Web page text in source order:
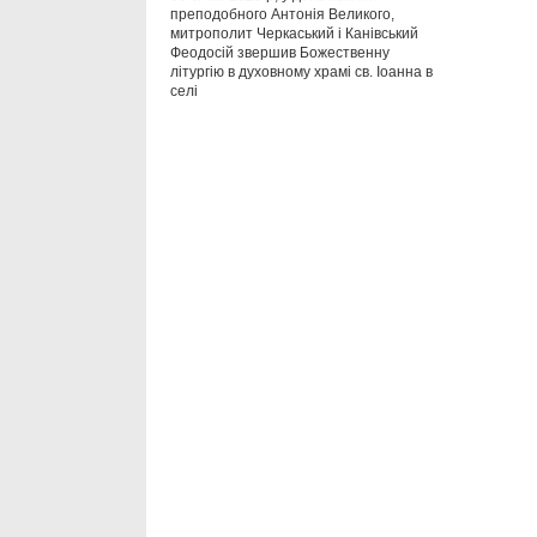
преподобного Антонія Великого,
митрополит Черкаський і Канівський
Феодосій звершив Божественну
літургію в духовному храмі св. Іоанна в
селі